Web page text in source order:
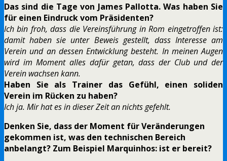
Das sind die Tage von James Pallotta. Was haben Sie
für einen Eindruck vom Präsidenten?
Ich bin froh, dass die Vereinsführung in Rom eingetroffen ist:
damit haben sie unter Beweis gestellt, dass Interesse am
Verein und an dessen Entwicklung besteht. In meinen Augen
wird im Moment alles dafür getan, dass der Club und der
Verein wachsen kann.
Haben Sie als Trainer das Gefühl, einen soliden
Verein im Rücken zu haben?
Ich ja. Mir hat es in dieser Zeit an nichts gefehlt.
Denken Sie, dass der Moment für Veränderungen
gekommen ist, was den technischen Bereich
anbelangt? Zum Beispiel Marquinhos: ist er bereit?